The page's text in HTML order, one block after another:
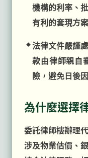
機構的利率、
有利的套現方
法律文件嚴謹
款由律師親自
險，避免日後
為什麼選擇
委託律師樓辦理
涉及物業估價、